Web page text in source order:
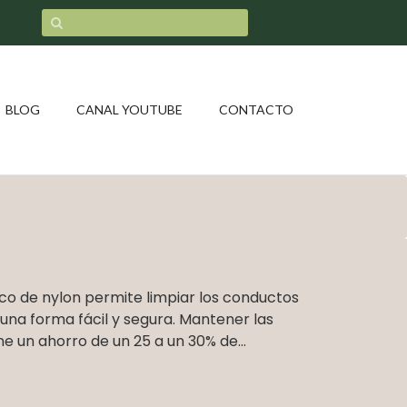
BLOG CANAL YOUTUBE CONTACTO
de nylon permite limpiar los conductos
forma fácil y segura. Mantener las
un ahorro de un 25 a un 30% de...